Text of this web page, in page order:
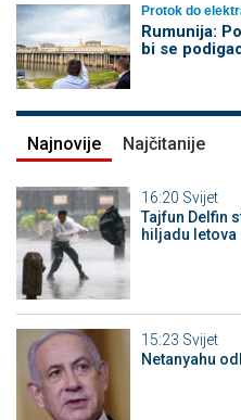
Protok do
Rumunija:
bi se
Najnovije Najčitanije
16:20 Svijet
Tajfun Delfin
hiljadu letova
15:23 Svijet
Netanyahu